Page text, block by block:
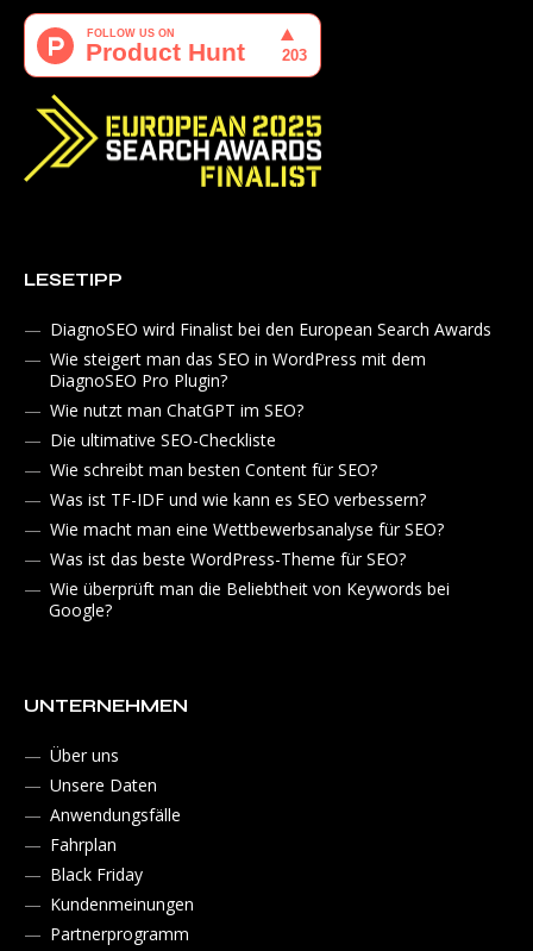
LESETIPP
DiagnoSEO wird Finalist bei den European Search Awards
Wie steigert man das SEO in WordPress mit dem
DiagnoSEO Pro Plugin?
Wie nutzt man ChatGPT im SEO?
Die ultimative SEO-Checkliste
Wie schreibt man besten Content für SEO?
Was ist TF-IDF und wie kann es SEO verbessern?
Wie macht man eine Wettbewerbsanalyse für SEO?
Was ist das beste WordPress-Theme für SEO?
Wie überprüft man die Beliebtheit von Keywords bei
Google?
UNTERNEHMEN
Über uns
Unsere Daten
Anwendungsfälle
Fahrplan
Black Friday
Kundenmeinungen
Partnerprogramm